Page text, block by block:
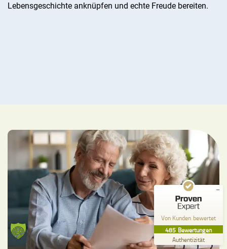
Lebensgeschichte anknüpfen und echte Freude bereiten.
Von Kunden bewertet
485 Bewertungen
Authentizität
Empfehlungen auf
ProvenExpert.com
SEHR GUT
4,84
/
5,00
357
Bewertungen auf
ProvenExpert.com
128
Bewertungen von
2
anderen Quellen
Blick aufs ProvenExpert-Profil werfen
26.07.2026